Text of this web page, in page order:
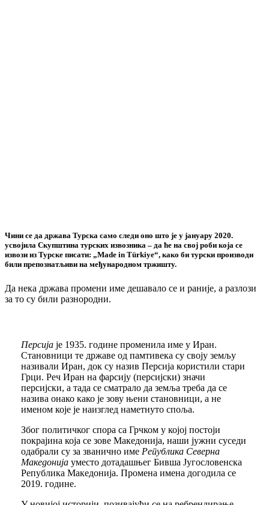
Чини се да држава Турска само следи оно што је у јануару 2020.
усвојила Скупштина турских извозника – да ће на свој роби која се
извози из Турске писати: „Made in Türkiye“, како би турски производи
били препознатљиви на међународном тржишту.
Да нека држава промени име дешавало се и раније, а разлози
за то су били разнородни.
Персијаје 1935. године променила име у Иран.
Становници те државе од памтивека су своју земљу
називали Иран, док су назив Персија користили стари
Грци. Реч Иран на фарсију (персијски) значи
персијски, а тада се сматрало да земља треба да се
назива онако како је зову њени становници, а не
именом које је наизглед наметнуто споља.
Због политичког спора са Грчком у којој постоји
покрајина која се зове Македонија, наши јужни суседи
одабрали су за званично име Република Северна
Македонијауместо дотадашњег Бивша Југословенска
Република Македонија. Промена имена догодила се
2019. године.